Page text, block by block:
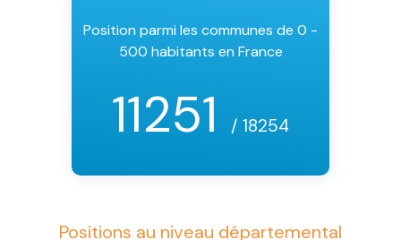
Position parmi les communes de 0 -
500 habitants en France
11251 / 18254
Positions au niveau départemental